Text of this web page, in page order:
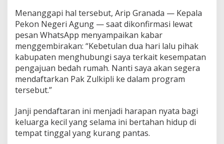
R
A
N
G
P
E
N
D
A
A
R
A
N
Menanggapi hal tersebut, Arip Granada — Kepala
Pekon Negeri Agung — saat dikonfirmasi lewat
pesan WhatsApp menyampaikan kabar
menggembirakan: “Kebetulan dua hari lalu pihak
kabupaten menghubungi saya terkait kesempatan
pengajuan bedah rumah. Nanti saya akan segera
mendaftarkan Pak Zulkipli ke dalam program
tersebut.”
Janji pendaftaran ini menjadi harapan nyata bagi
keluarga kecil yang selama ini bertahan hidup di
tempat tinggal yang kurang pantas.